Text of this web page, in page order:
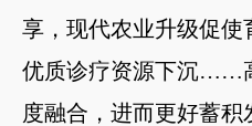
享，现代农业升级促
优质诊疗资源下沉……
度融合，进而更好蓄积